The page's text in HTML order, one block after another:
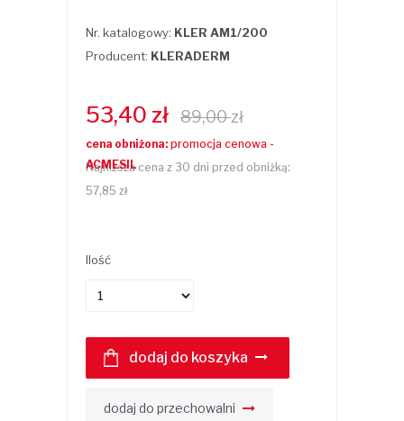
Nr. katalogowy: KLER AM1/200
Producent: KLERADERM
53,40 zł 89,00zł
cena obniżona: promocja cenowa -
ACMESIL
Najniższa cena z 30 dni przed obniżką:
57,85 zł
Ilość
dodaj do koszyka
dodaj do przechowalni